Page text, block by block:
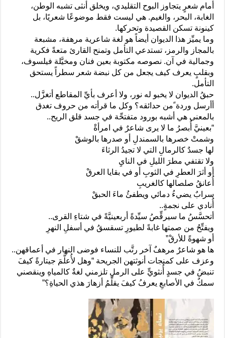
أمام شعرٍ يتجاوز البوح التقليدي، ويخلق أنثى تشبه الوطن،
الغابة، البحر، والغيم. هي ليست فقط موضوعًا شعريًا، بل
كينونة تسكن القصيدة وتحركها.
وما يميِّز هذا الديوان أيضاً هو لغة شاعرية مرهفة، مشبعة
بالمجاز والرمز، تستدعي التأمل وتمنح القارئ متعةً فكرية
وجمالية في آن. نصوصه مكتوبة بعين فنان ومخيَّلة فيلسوف،
وبقلبٍ يعرف كيف يجعل من كل نبضة شعر سطراً يستحق
التأمل.
حبقُ الديوان لا يخبو له نور، ولا أعرف بأيِّ المقاطع أتغزَّل..
أأرسل وردة ًمن حدائقه؟ وكل ما قرأته من حروف تغدق
بالمعنى هي أشبه بورود متفتحِّة في جسد قلق الريح..
“بعينيَّ أُبصرُ ما لا يرى شاعرٌ في امرأةْ
وشمتْ خصرها بالسمندلِ أو صدرها بالوشقْ
لها جسدٌ كالرمالِ التي لا تجيدُ الرثاءَ
ولا تقتفي مطرَ الليلِ في النايِ
أو أثرَ العطرِ في الثوبِ أو في بقايا العرقْ
أُعانقُ صلصالها كالغريبِ
سرابٌ يضيءُ دمائي ويطفئُ ماءَ الحبقْ
أُنادي على نجمةٍ..
أتحسَّسُ ما سيرقِّصُ سيِّدةً أربعينيَّةً في شتاءِ القرى..
ويفتِّحُ من صمتها غابةً لطيورِ تسقسقُ في أسفلِ النهرِ
أو شهوةً للأرقْ”
ها هو شاعرٌ مرهفٌ آخر رتَّب للنساء فوضى النهار في أعماقهن..
وعزف على كمنجات أنوثتهن الجريحة “وهل لأُعلَّمَ جيتارةً كيفَ
تنبضُ في جسدٍ أُنثويٍّ على الرملِ تلزمني لغةٌ كالمياهِ وينقصني
سمكٌ في الأصابعِ يعرفُ كيفَ يقلِّمُ أزهارَ هذي الحياةِ؟”